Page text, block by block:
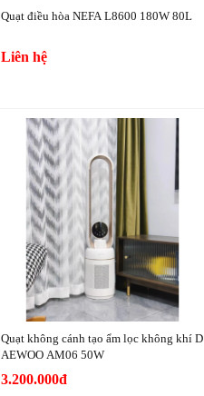
Quạt điều hòa NEFA L8600 180W 80L
Liên hệ
Quạt không cánh tạo ẩm lọc không khí D
AEWOO AM06 50W
3.200.000đ